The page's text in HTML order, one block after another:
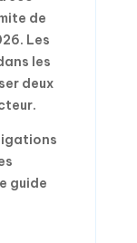
de
Les
les
deux
guide